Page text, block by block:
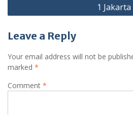
1 Jakarta
Leave a Reply
Your email address will not be
marked *
Comment *